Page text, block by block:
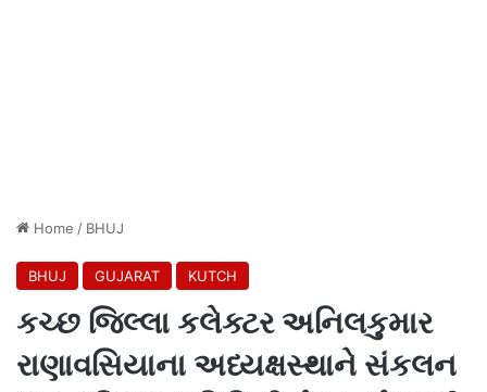
Home / BHUJ
BHUJ GUJARAT KUTCH
કચ્છ જિલ્લા કલેક્ટર અનિલકુમાર
રાણાવસિયાના અધ્યક્ષસ્થાને સંકલન